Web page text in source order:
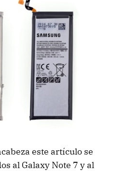
este artículo se
al Galaxy Note 7 y al